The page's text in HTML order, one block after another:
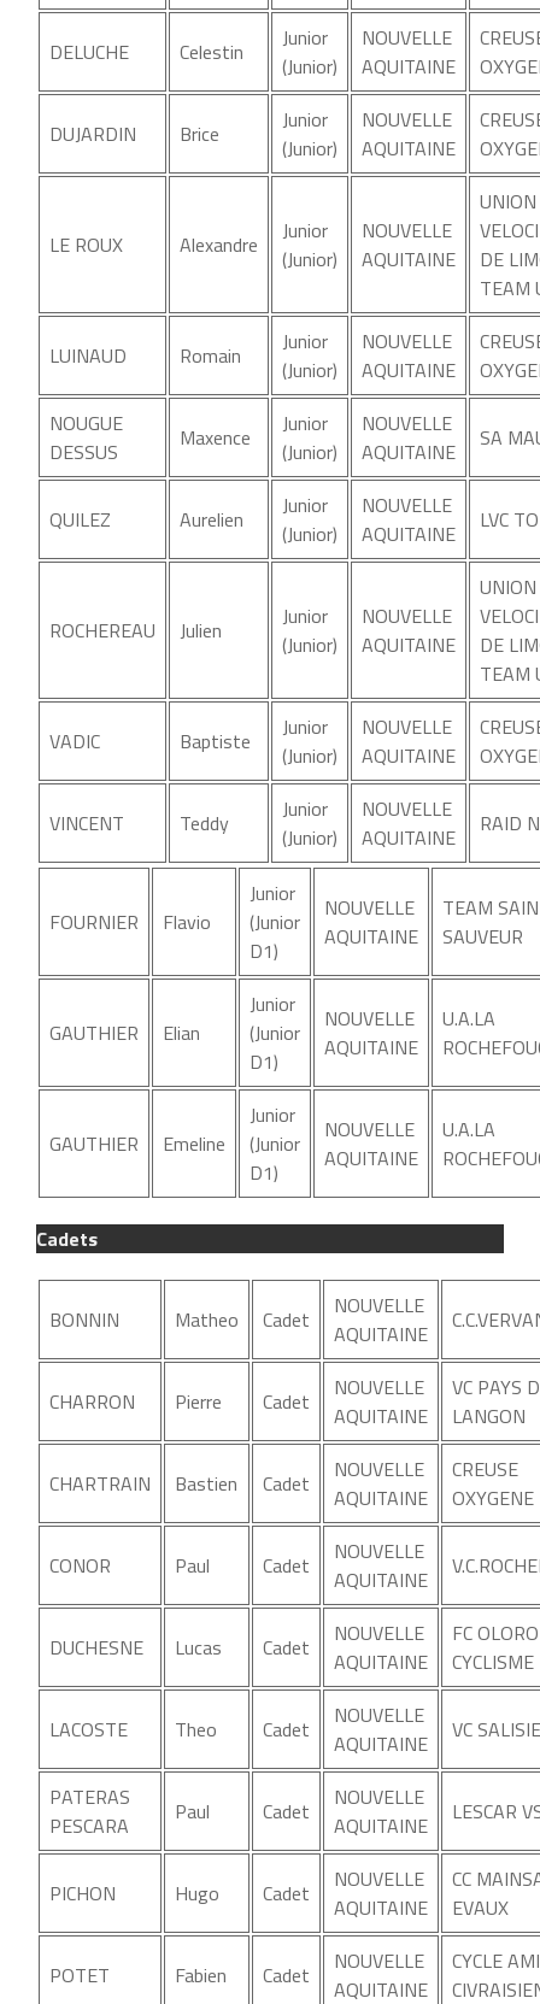
DELUCHE Celestin
Junior
(Junior)
NOUVELLE
AQUITAINE
DUJARDIN Brice
Junior
(Junior)
NOUVELLE
AQUITAINE
LE ROUX Alexandre
Junior
(Junior)
NOUVELLE
AQUITAINE
UNION
DE
TEAM
LUINAUD Romain
Junior
(Junior)
NOUVELLE
AQUITAINE
NOUGUE
DESSUS
Maxence
Junior
(Junior)
NOUVELLE
AQUITAINE
SA
QUILEZ Aurelien
Junior
(Junior)
NOUVELLE
AQUITAINE
LVC
ROCHEREAU Julien
Junior
(Junior)
NOUVELLE
AQUITAINE
UNION
DE
TEAM
VADIC Baptiste
Junior
(Junior)
NOUVELLE
AQUITAINE
VINCENT Teddy
Junior
(Junior)
NOUVELLE
AQUITAINE
RAID
FOURNIER Flavio
Junior
(Junior
D1)
NOUVELLE
AQUITAINE
TEAM
SAUVEUR
GAUTHIER Elian
Junior
(Junior
D1)
NOUVELLE
AQUITAINE
U.A.LA
GAUTHIER Emeline
Junior
(Junior
D1)
NOUVELLE
AQUITAINE
U.A.LA
Cadets
BONNIN Matheo Cadet
NOUVELLE
AQUITAINE
CHARRON Pierre Cadet
NOUVELLE
AQUITAINE
VC PAYS
LANGON
CHARTRAIN Bastien Cadet
NOUVELLE
AQUITAINE
CREUSE
OXYGENE
CONOR Paul Cadet
NOUVELLE
AQUITAINE
DUCHESNE Lucas Cadet
NOUVELLE
AQUITAINE
FC
CYCLISME
LACOSTE Theo Cadet
NOUVELLE
AQUITAINE
VC
PATERAS
PESCARA
Paul Cadet
NOUVELLE
AQUITAINE
LESCAR
PICHON Hugo Cadet
NOUVELLE
AQUITAINE
CC
EVAUX
POTET Fabien Cadet
NOUVELLE
AQUITAINE
CYCLE